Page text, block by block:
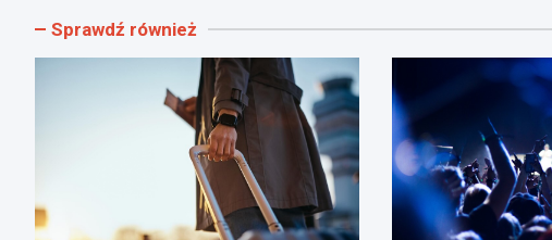
Sprawdź również